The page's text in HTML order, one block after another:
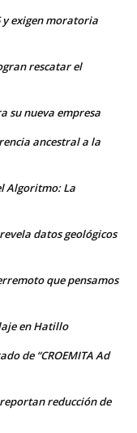
y exigen moratoria
rescatar el
su nueva empresa
ancestral a la
Algoritmo: La
datos geológicos
que pensamos
en Hatillo
de “CROEMITA Ad
reducción de